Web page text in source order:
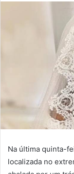
Na última quinta-
localizada no